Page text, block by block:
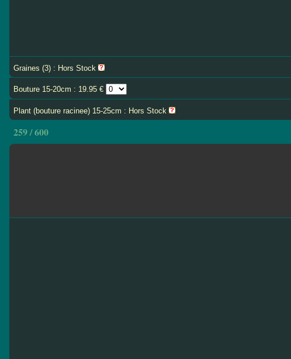
Graines (3) : Hors Stock
Bouture 15-20cm : 19.95 €
Plant (bouture racinee) 15-25cm : Hors Stock
259 / 600